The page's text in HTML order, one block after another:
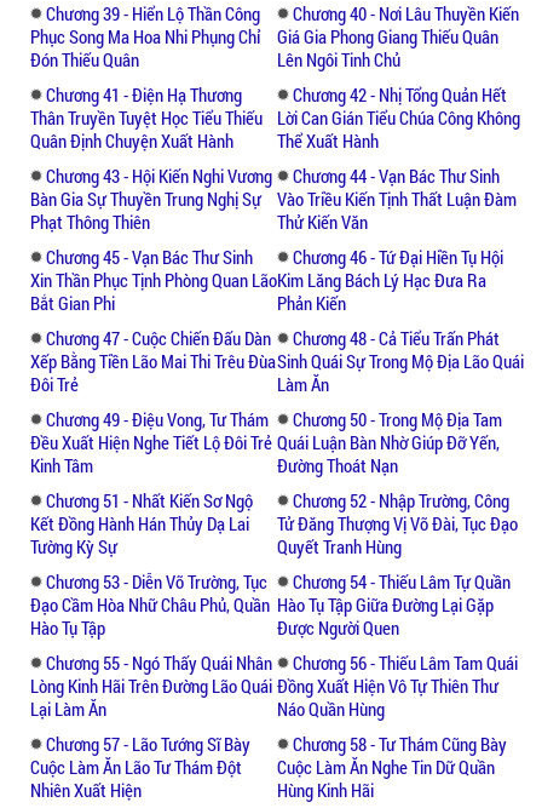
Chương 39 - Hiển Lộ Thần Công
Phục Song Ma Hoa Nhi Phụng Chỉ
Đón Thiếu Quân
Chương 40 - Nơi Lâu Thuyền Kiến
Giá Gia Phong Giang Thiếu Quân
Lên Ngôi Tinh Chủ
Chương 41 - Điện Hạ Thương
Thân Truyền Tuyệt Học Tiểu Thiếu
Quân Định Chuyện Xuất Hành
Chương 42 - Nhị Tổng Quản Hết
Lời Can Gián Tiểu Chúa Công Không
Thể Xuất Hành
Chương 43 - Hội Kiến Nghi Vương
Bàn Gia Sự Thuyền Trung Nghị Sự
Phạt Thông Thiên
Chương 44 - Vạn Bác Thư Sinh
Vào Triều Kiến Tịnh Thất Luận Đàm
Thử Kiến Văn
Chương 45 - Vạn Bác Thư Sinh
Xin Thần Phục Tịnh Phòng Quan Lão
Bắt Gian Phi
Chương 46 - Tứ Đại Hiền Tụ Hội
Kim Lăng Bách Lý Hạc Đưa Ra
Phản Kiến
Chương 47 - Cuộc Chiến Đấu Dàn
Xếp Bằng Tiền Lão Mai Thi Trêu Đùa
Đôi Trẻ
Chương 48 - Cả Tiểu Trấn Phát
Sinh Quái Sự Trong Mộ Địa Lão Quái
Làm Ăn
Chương 49 - Điệu Vong, Tư Thám
Đều Xuất Hiện Nghe Tiết Lộ Đôi Trẻ
Kinh Tâm
Chương 50 - Trong Mộ Địa Tam
Quái Luận Bàn Nhờ Giúp Đỡ Yến,
Đường Thoát Nạn
Chương 51 - Nhất Kiến Sơ Ngộ
Kết Đồng Hành Hán Thủy Dạ Lai
Tường Kỳ Sự
Chương 52 - Nhập Trường, Công
Tử Đăng Thượng Vị Võ Đài, Tục Đạo
Quyết Tranh Hùng
Chương 53 - Diễn Võ Trường, Tục
Đạo Cầm Hòa Nhữ Châu Phủ, Quần
Hào Tụ Tập
Chương 54 - Thiếu Lâm Tự Quần
Hào Tụ Tập Giữa Đường Lại Gặp
Được Người Quen
Chương 55 - Ngó Thấy Quái Nhân
Lòng Kinh Hãi Trên Đường Lão Quái
Lại Làm Ăn
Chương 56 - Thiếu Lâm Tam Quái
Đồng Xuất Hiện Vô Tự Thiên Thư
Náo Quần Hùng
Chương 57 - Lão Tướng Sĩ Bày
Cuộc Làm Ăn Lão Tư Thám Đột
Nhiên Xuất Hiện
Chương 58 - Tư Thám Cũng Bày
Cuộc Làm Ăn Nghe Tin Dữ Quần
Hùng Kinh Hãi